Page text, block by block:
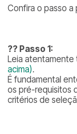
Confira o passo a
?? Passo 1:
Leia atentamente
acima).
É fundamental
os pré-requisitos
critérios de